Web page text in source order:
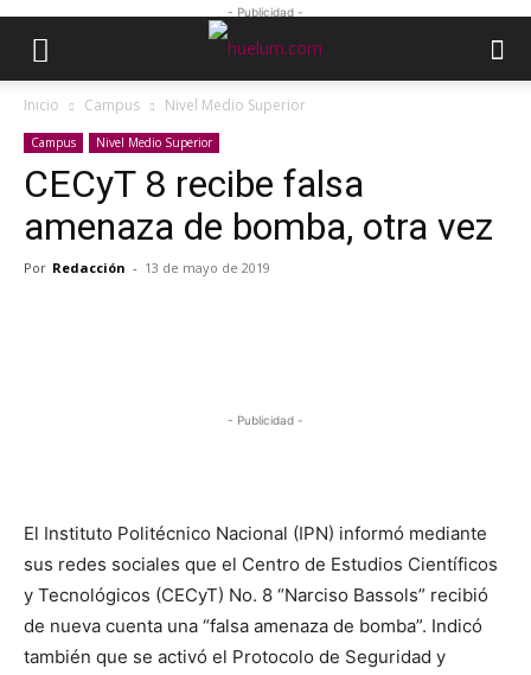
- Publicidad -
Inicio Campus Nivel Medio Superior
Campus Nivel Medio Superior
CECyT 8 recibe falsa
amenaza de bomba, otra vez
Por Redacción - 13 de mayo de 2019
- Publicidad -
El Instituto Politécnico Nacional (IPN) informó mediante
sus redes sociales que el Centro de Estudios Científicos
y Tecnológicos (CECyT) No. 8 “Narciso Bassols” recibió
de nueva cuenta una “falsa amenaza de bomba”. Indicó
también que se activó el Protocolo de Seguridad y